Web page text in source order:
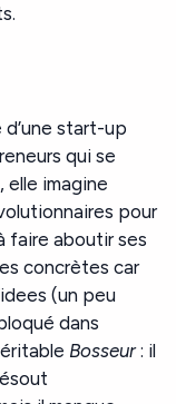
start-up
qui se
elle imagine
pour
faire aboutir ses
concrètes car
(un peu
dans
Bosseur: il